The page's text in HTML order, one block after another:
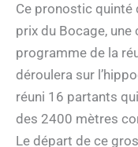
Ce pronostic quinté
prix du Bocage,
programme de la
déroulera sur
réuni 16 partants
des 2400 mètres
Le départ de ce